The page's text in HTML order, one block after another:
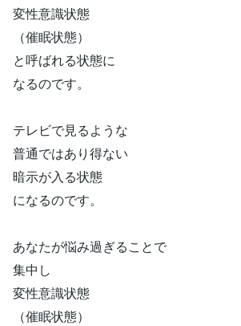
変性意識状態
（催眠状態）
と呼ばれる状態に
なるのです。
テレビで見るような
普通ではあり得ない
暗示が入る状態
になるのです。
あなたが悩み過ぎることで
集中し
変性意識状態
（催眠状態）